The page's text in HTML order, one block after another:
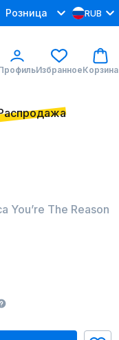
Розница RUB
ИзбранноеКорзина
You’re The Reason